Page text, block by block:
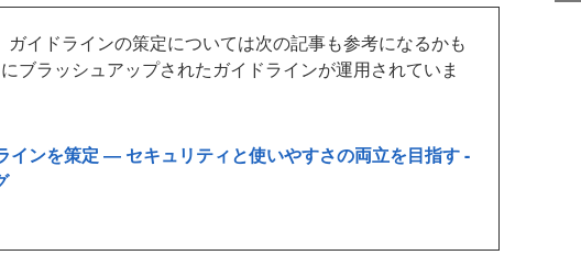
ガイドラインの策定については次の記事も参考になるかも
ブラッシュアップされたガイドラインが運用されていま
インを策定 ― セキュリティと使いやすさの両立を目指す -